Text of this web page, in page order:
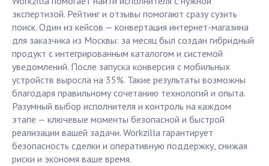
экспертизой. Рейтинг и отзывы помогают сразу сузить
поиск. Один из кейсов — конвертация интернет-магазина
для заказчика из Москвы: за месяц был создан гибридный
продукт с интегрированным каталогом и системой
уведомлений. После запуска конверсия с мобильных
устройств выросла на 35%. Такие результаты возможны
благодаря правильному сочетанию технологий и опыта.
Разумный выбор исполнителя и контроль на каждом
этапе — ключевые моменты безопасной и быстрой
реализации вашей задачи. Workzilla гарантирует
безопасность сделки и оперативную поддержку, снижая
риски и экономя ваше время.